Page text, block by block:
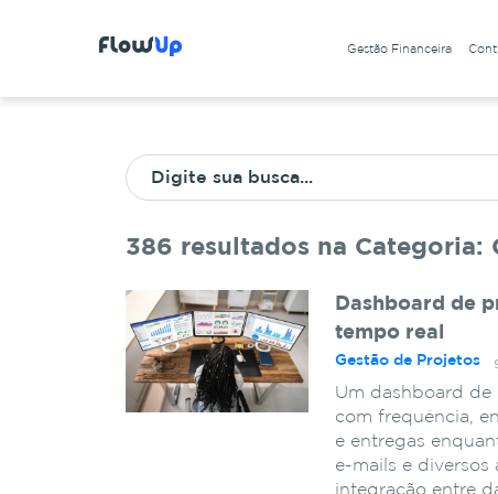
Gestão Financeira
386 resultados na Categoria:
Dashboard de
tempo real
Gestão de Projetos
Um dashboard de
com frequência,
e entregas
e-mails e diversos
integração entre